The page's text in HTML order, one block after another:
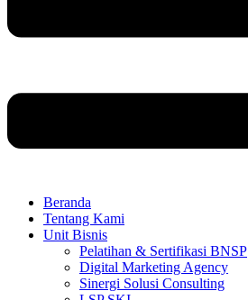
Beranda
Tentang Kami
Unit Bisnis
Pelatihan & Sertifikasi BNSP
Digital Marketing Agency
Sinergi Solusi Consulting